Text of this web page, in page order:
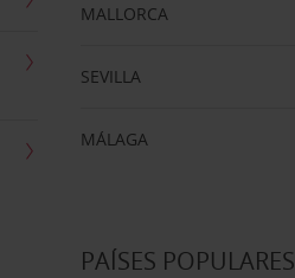
MALLORCA
SEVILLA
MÁLAGA
PAÍSES POPULARES